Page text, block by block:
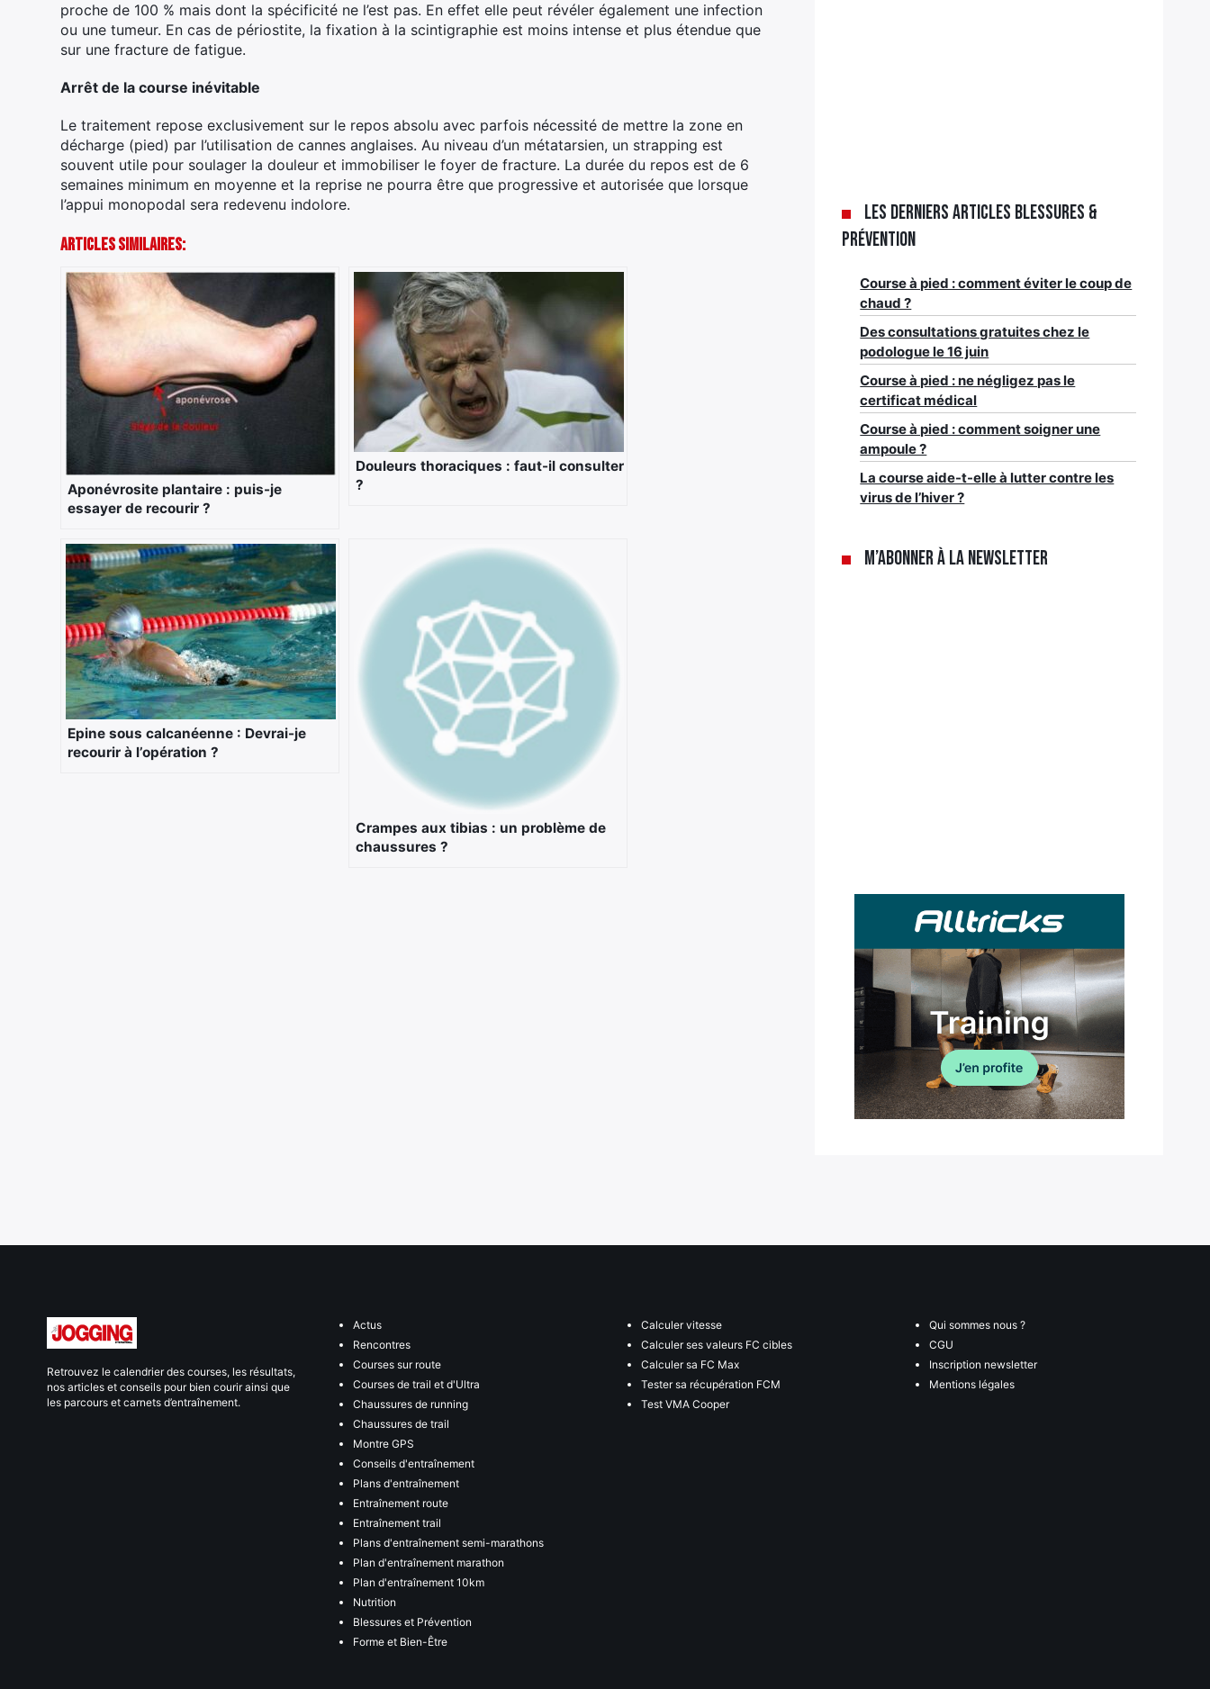
proche de 100 % mais dont la spécificité ne l’est pas. En effet elle peut révéler également une infection
ou une tumeur. En cas de périostite, la fixation à la scintigraphie est moins intense et plus étendue que
sur une fracture de fatigue.
Arrêt de la course inévitable
Le traitement repose exclusivement sur le repos absolu avec parfois nécessité de mettre la zone en
décharge (pied) par l’utilisation de cannes anglaises. Au niveau d’un métatarsien, un strapping est
souvent utile pour soulager la douleur et immobiliser le foyer de fracture. La durée du repos est de 6
semaines minimum en moyenne et la reprise ne pourra être que progressive et autorisée que lorsque
l’appui monopodal sera redevenu indolore.
Articles Similaires:
Aponévrosite plantaire : puis-je
essayer de recourir ?
Douleurs thoraciques : faut-il consulter
?
Epine sous calcanéenne : Devrai-je
recourir à l’opération ?
Crampes aux tibias : un problème de
chaussures ?
Les derniers articles Blessures &
Prévention
Course à pied : comment éviter le coup de
chaud ?
Des consultations gratuites chez le
podologue le 16 juin
Course à pied : ne négligez pas le
certificat médical
Course à pied : comment soigner une
ampoule ?
La course aide-t-elle à lutter contre les
virus de l’hiver ?
M’abonner à la newsletter
Retrouvez le calendrier des courses, les résultats,
nos articles et conseils pour bien courir ainsi que
les parcours et carnets d’entraînement.
Actus
Rencontres
Courses sur route
Courses de trail et d'Ultra
Chaussures de running
Chaussures de trail
Montre GPS
Conseils d'entraînement
Plans d'entraînement
Entraînement route
Entraînement trail
Plans d'entraînement semi-marathons
Plan d'entraînement marathon
Plan d'entraînement 10km
Nutrition
Blessures et Prévention
Forme et Bien-Être
Calculer vitesse
Calculer ses valeurs FC cibles
Calculer sa FC Max
Tester sa récupération FCM
Test VMA Cooper
Qui sommes nous ?
CGU
Inscription newsletter
Mentions légales